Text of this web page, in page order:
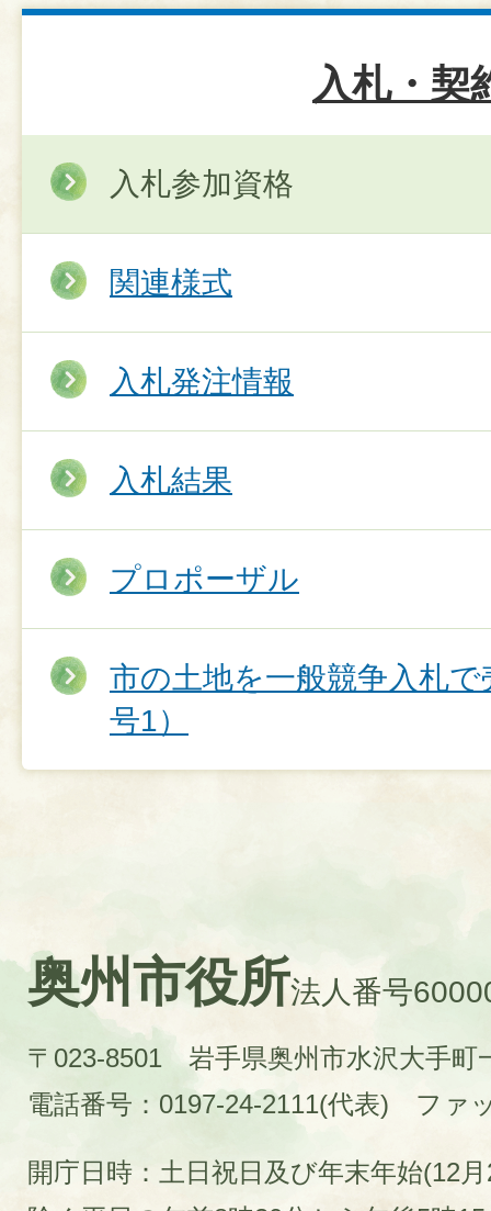
入札・契
入札参加資格
関連様式
入札発注情報
入札結果
プロポーザル
市の土地を一般競争入札
号1）
奥州市役所法人番号
〒023-8501 岩手県奥州市水沢大手町
電話番号：0197-24-2111(代表)
ファ
開庁日時：土日祝日及び年末年始(12